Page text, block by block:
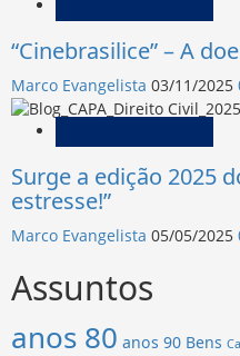
“Cinebrasilice” – A
Marco Evangelista 03/11/2025
Surge a edição 2025
estresse!”
Marco Evangelista 05/05/2025
Assuntos
anos 80 anos 90 Bens